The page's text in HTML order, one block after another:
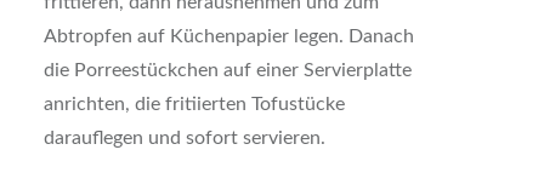
Abtropfen auf Küchenpapier legen. Danach
die Porreestückchen auf einer Servierplatte
anrichten, die fritiierten Tofustücke
darauflegen und sofort servieren.